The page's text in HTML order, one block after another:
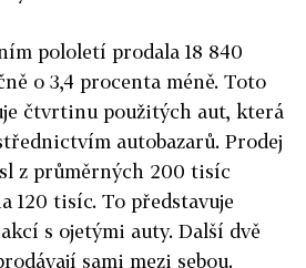
pololetí prodala 18 840
o 3,4 procenta méně. Toto
čtvrtinu použitých aut, která
autobazarů. Prodej
z průměrných 200 tisíc
120 tisíc. To představuje
s ojetými auty. Další dvě
sami mezi sebou.